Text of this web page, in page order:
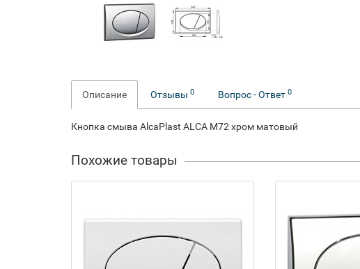
Описание Отзывы 0 Вопрос - Ответ 0
Кнопка смыва AlcaPlast ALCA M72 хром матовый
Похожие товары